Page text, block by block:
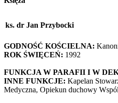
ks. dr Jan Przybocki
GODNOŚĆ KOŚCIELNA:
ROK ŚWIĘCEŃ: 1992
FUNKCJA W PARAFII I W
INNE FUNKCJE: Kapelan
Medyczna, Opiekun duchowy